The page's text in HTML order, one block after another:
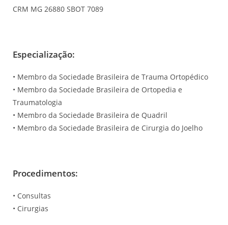
CRM MG 26880 SBOT 7089
Especialização:
• Membro da Sociedade Brasileira de Trauma Ortopédico
• Membro da Sociedade Brasileira de Ortopedia e
Traumatologia
• Membro da Sociedade Brasileira de Quadril
• Membro da Sociedade Brasileira de Cirurgia do Joelho
Procedimentos:
• Consultas
• Cirurgias